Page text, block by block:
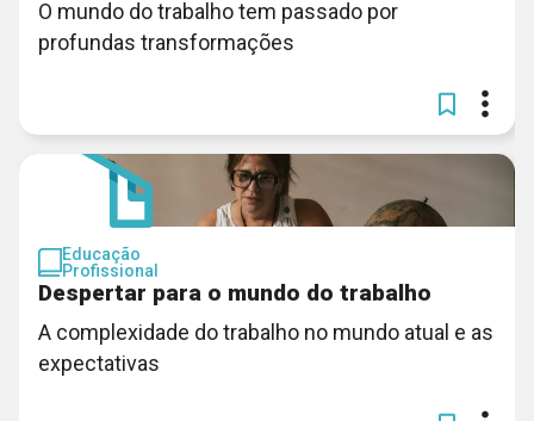
O mundo do trabalho tem passado por
profundas transformações
Educação
Profissional
Despertar para o mundo do trabalho
A complexidade do trabalho no mundo atual e as
expectativas